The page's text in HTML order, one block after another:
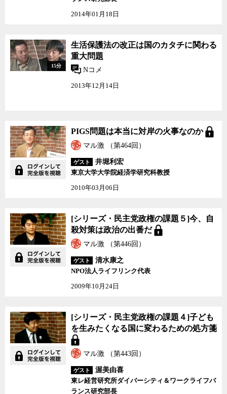
2014年01月18日
生活保護法の改正は国の
カタチに関わる重大問題
15分
生活保護法の改正は国のカタチに関わる
重大問題
Nコメ
2013年12月14日
PIGS問題は本当に対岸
の火事なのか
PIGS問題は本当に対岸の火事なのか
マル激 （第464回）
ゲスト
井堀利宏
東京大学大学院経済学研究科教授
2010年03月06日
[シリーズ・民主党政権
の課題５]今、自殺対策
は政治の出番だ
[シリーズ・民主党政権の課題５]今、自
殺対策は政治の出番だ
マル激 （第446回）
ゲスト
清水康之
NPO法人ライフリンク代表
2009年10月24日
[シリーズ・民主党政権
の課題４]子どもを生み
たくなる国に変わるため
の処方箋
[シリーズ・民主党政権の課題４]子ども
を生みたくなる国に変わるための処方箋
マル激 （第443回）
ゲスト
渥美由喜
東レ経営研究所ダイバーシティ＆ワークライフバ
ランス研究部長